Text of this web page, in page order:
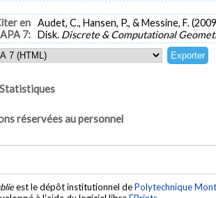
en
APA 7:
Audet, C., Hansen, P., & Messine, F.
Disk. Discrete & Computational
Statistiques
réservées au personnel
est le dépôt institutionnel dePolytechnique